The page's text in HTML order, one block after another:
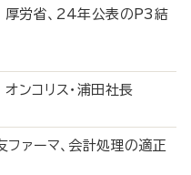
労省、24年公表のP3結
コリス・浦田社長
ァーマ、会計処理の適正